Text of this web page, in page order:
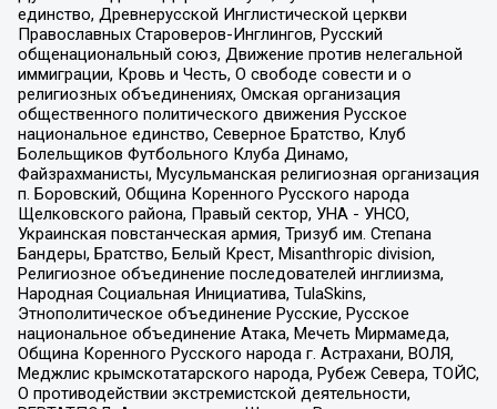
единство, Древнерусской Инглистической церкви
Православных Староверов-Инглингов, Русский
общенациональный союз, Движение против нелегальной
иммиграции, Кровь и Честь, О свободе совести и о
религиозных объединениях, Омская организация
общественного политического движения Русское
национальное единство, Северное Братство, Клуб
Болельщиков Футбольного Клуба Динамо,
Файзрахманисты, Мусульманская религиозная организация
п. Боровский, Община Коренного Русского народа
Щелковского района, Правый сектор, УНА - УНСО,
Украинская повстанческая армия, Тризуб им. Степана
Бандеры, Братство, Белый Крест, Misanthropic division,
Религиозное объединение последователей инглиизма,
Народная Социальная Инициатива, TulaSkins,
Этнополитическое объединение Русские, Русское
национальное объединение Атака, Мечеть Мирмамеда,
Община Коренного Русского народа г. Астрахани, ВОЛЯ,
Меджлис крымскотатарского народа, Рубеж Севера, ТОЙС,
О противодействии экстремистской деятельности,